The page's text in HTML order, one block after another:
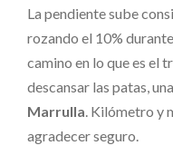
La pendiente sube
rozando el 10%
camino en lo que es el
descansar las patas,
Marrulla. Kilómetro y
agradecer seguro.